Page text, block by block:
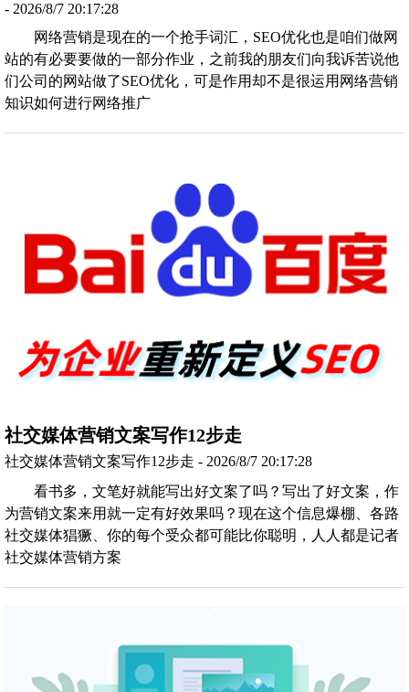
- 2026/8/7 20:17:28
网络营销是现在的一个抢手词汇，SEO优化也是咱们做网
站的有必要要做的一部分作业，之前我的朋友们向我诉苦说他
们公司的网站做了SEO优化，可是作用却不是很运用网络营销
知识如何进行网络推广
社交媒体营销文案写作12步走
社交媒体营销文案写作12步走 - 2026/8/7 20:17:28
看书多，文笔好就能写出好文案了吗？写出了好文案，作
为营销文案来用就一定有好效果吗？现在这个信息爆棚、各路
社交媒体猖獗、你的每个受众都可能比你聪明，人人都是记者
社交媒体营销方案